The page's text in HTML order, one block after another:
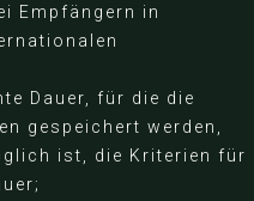
Empfängern in
Dauer, für die die
gespeichert werden,
ist, die Kriterien für